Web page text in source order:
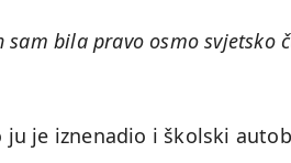
sam bila pravo osmo svjetsko
ju je iznenadio i školski